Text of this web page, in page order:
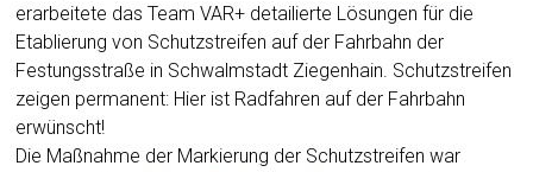
erarbeitete das Team VAR+ detailierte Lösungen für die
Etablierung von Schutzstreifen auf der Fahrbahn der
Festungsstraße in Schwalmstadt Ziegenhain. Schutzstreifen
zeigen permanent: Hier ist Radfahren auf der Fahrbahn
erwünscht!
Die Maßnahme der Markierung der Schutzstreifen war